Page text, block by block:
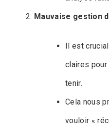
Mauvaise gestion
Il est
claires pour
tenir.
Cela nous
vouloir «